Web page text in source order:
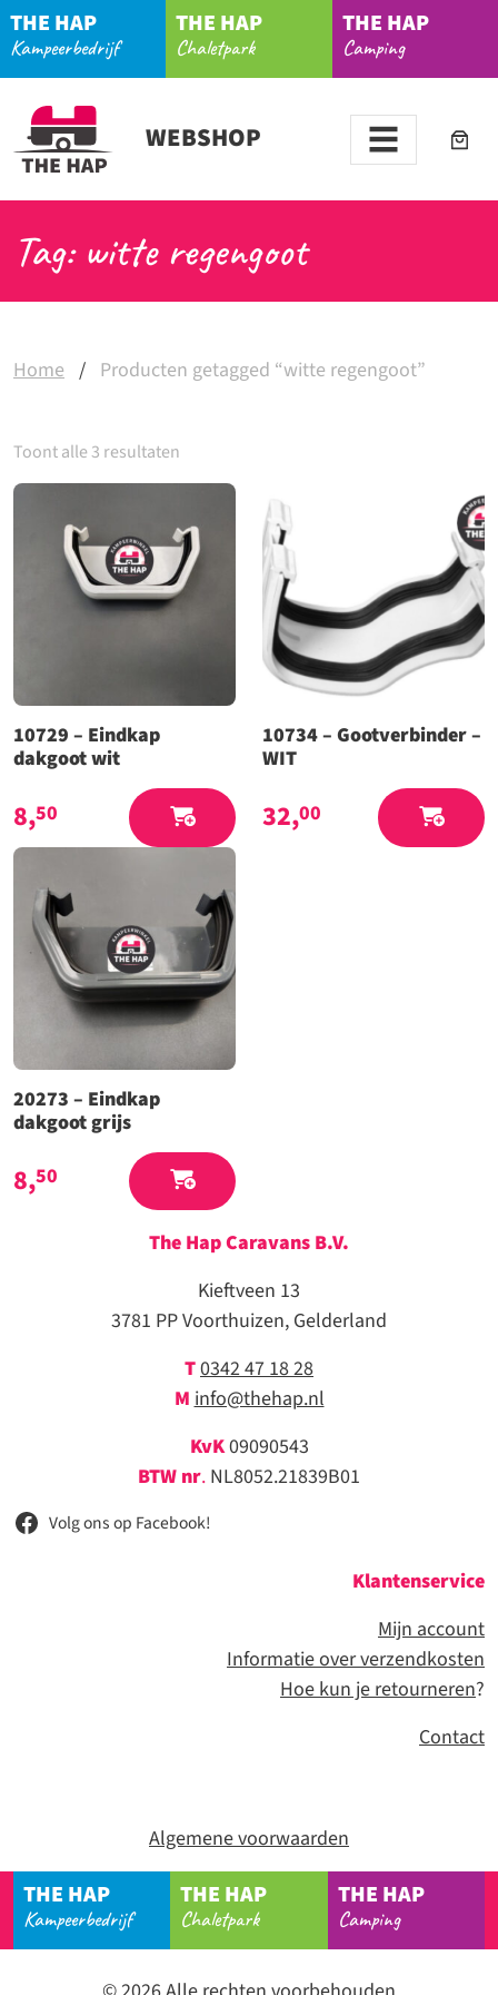
THE HAP
Kampeerbedrijf
THE HAP
Chaletpark
THE HAP
Camping
WEBSHOP
Tag: witte regengoot
Home / Producten getagged “witte regengoot”
Toont alle 3 resultaten
10729 – Eindkap
dakgoot wit
8,50
10734 – Gootverbinder –
WIT
32,00
20273 – Eindkap
dakgoot grijs
8,50
The Hap Caravans B.V.
Kieftveen 13
3781 PP Voorthuizen, Gelderland
T0342 47 18 28
Minfo@thehap.nl
KvK09090543
BTW nr. NL8052.21839B01
Volg ons op Facebook!
Klantenservice
Mijn account
Informatie over verzendkosten
Hoe kun je retourneren?
Contact
Algemene voorwaarden
THE HAP
Kampeerbedrijf
THE HAP
Chaletpark
THE HAP
Camping